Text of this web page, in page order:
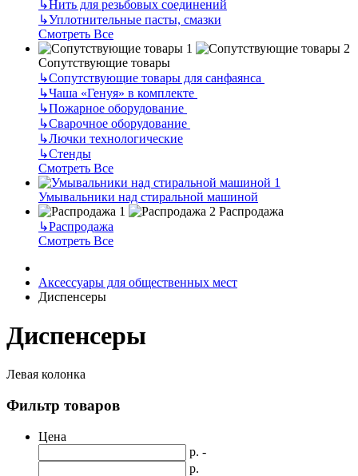
↳Нить для резьбовых соединений
↳Уплотнительные пасты, смазки
Смотреть Все
Сопутствующие товары
↳Сопутствующие товары для санфаянса
↳Чаша «Генуя» в комплекте
↳Пожарное оборудование
↳Сварочное оборудование
↳Лючки технологические
↳Стенды
Смотреть Все
Умывальники над стиральной машиной
Распродажа
↳Распродажа
Смотреть Все
Аксессуары для общественных мест
Диспенсеры
Диспенсеры
Левая колонка
Фильтр товаров
Цена
р. -
р.